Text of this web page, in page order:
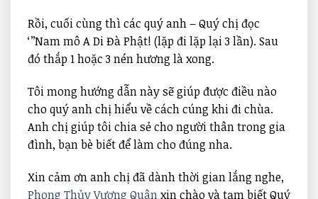
Rồi, cuối cùng thì các quý anh – Quý chị đọc
‘’’Nam mô A Di Đà Phật! (lặp đi lặp lại 3 lần). Sau
đó thắp 1 hoặc 3 nén hương là xong.
Tôi mong hướng dẫn này sẽ giúp được điều nào
cho quý anh chị hiểu về cách cúng khi đi chùa.
Anh chị giúp tôi chia sẻ cho người thân trong gia
đình, bạn bè biết để làm cho đúng nha.
Xin cảm ơn anh chị đã dành thời gian lắng nghe,
Phong Thủy Vương Quânxin chào và tạm biết Quý